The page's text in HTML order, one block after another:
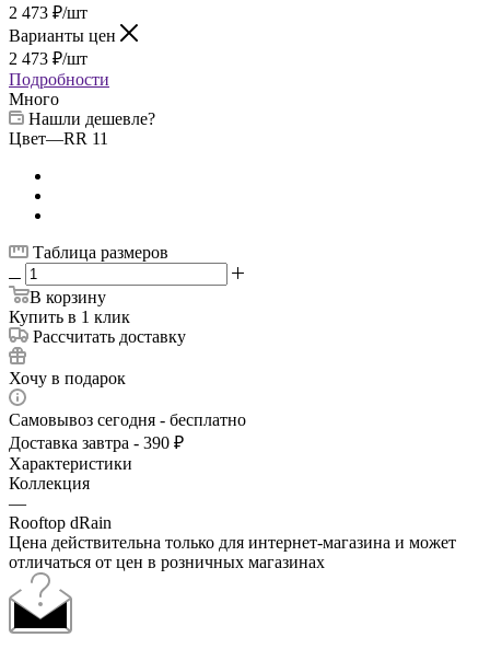
2 473 ₽/шт
Варианты цен
2 473 ₽/шт
Подробности
Много
Нашли дешевле?
Цвет—RR 11
Таблица размеров
В корзину
Купить в 1 клик
Рассчитать доставку
Хочу в подарок
Самовывоз сегодня - бесплатно
Доставка завтра - 390 ₽
Характеристики
Коллекция
—
Rooftop dRain
Цена действительна только для интернет-магазина и может
отличаться от цен в розничных магазинах